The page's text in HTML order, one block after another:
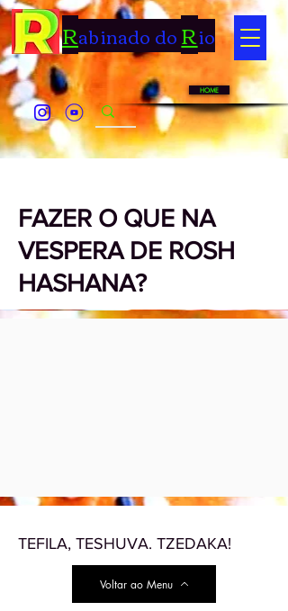
Rabinado doRio
HOME
FAZER O QUE NA
VESPERA DE ROSH
HASHANA?
TEFILA, TESHUVA. TZEDAKA!
Voltar ao Menu